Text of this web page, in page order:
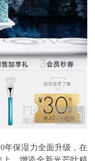
保湿力全面升级，在